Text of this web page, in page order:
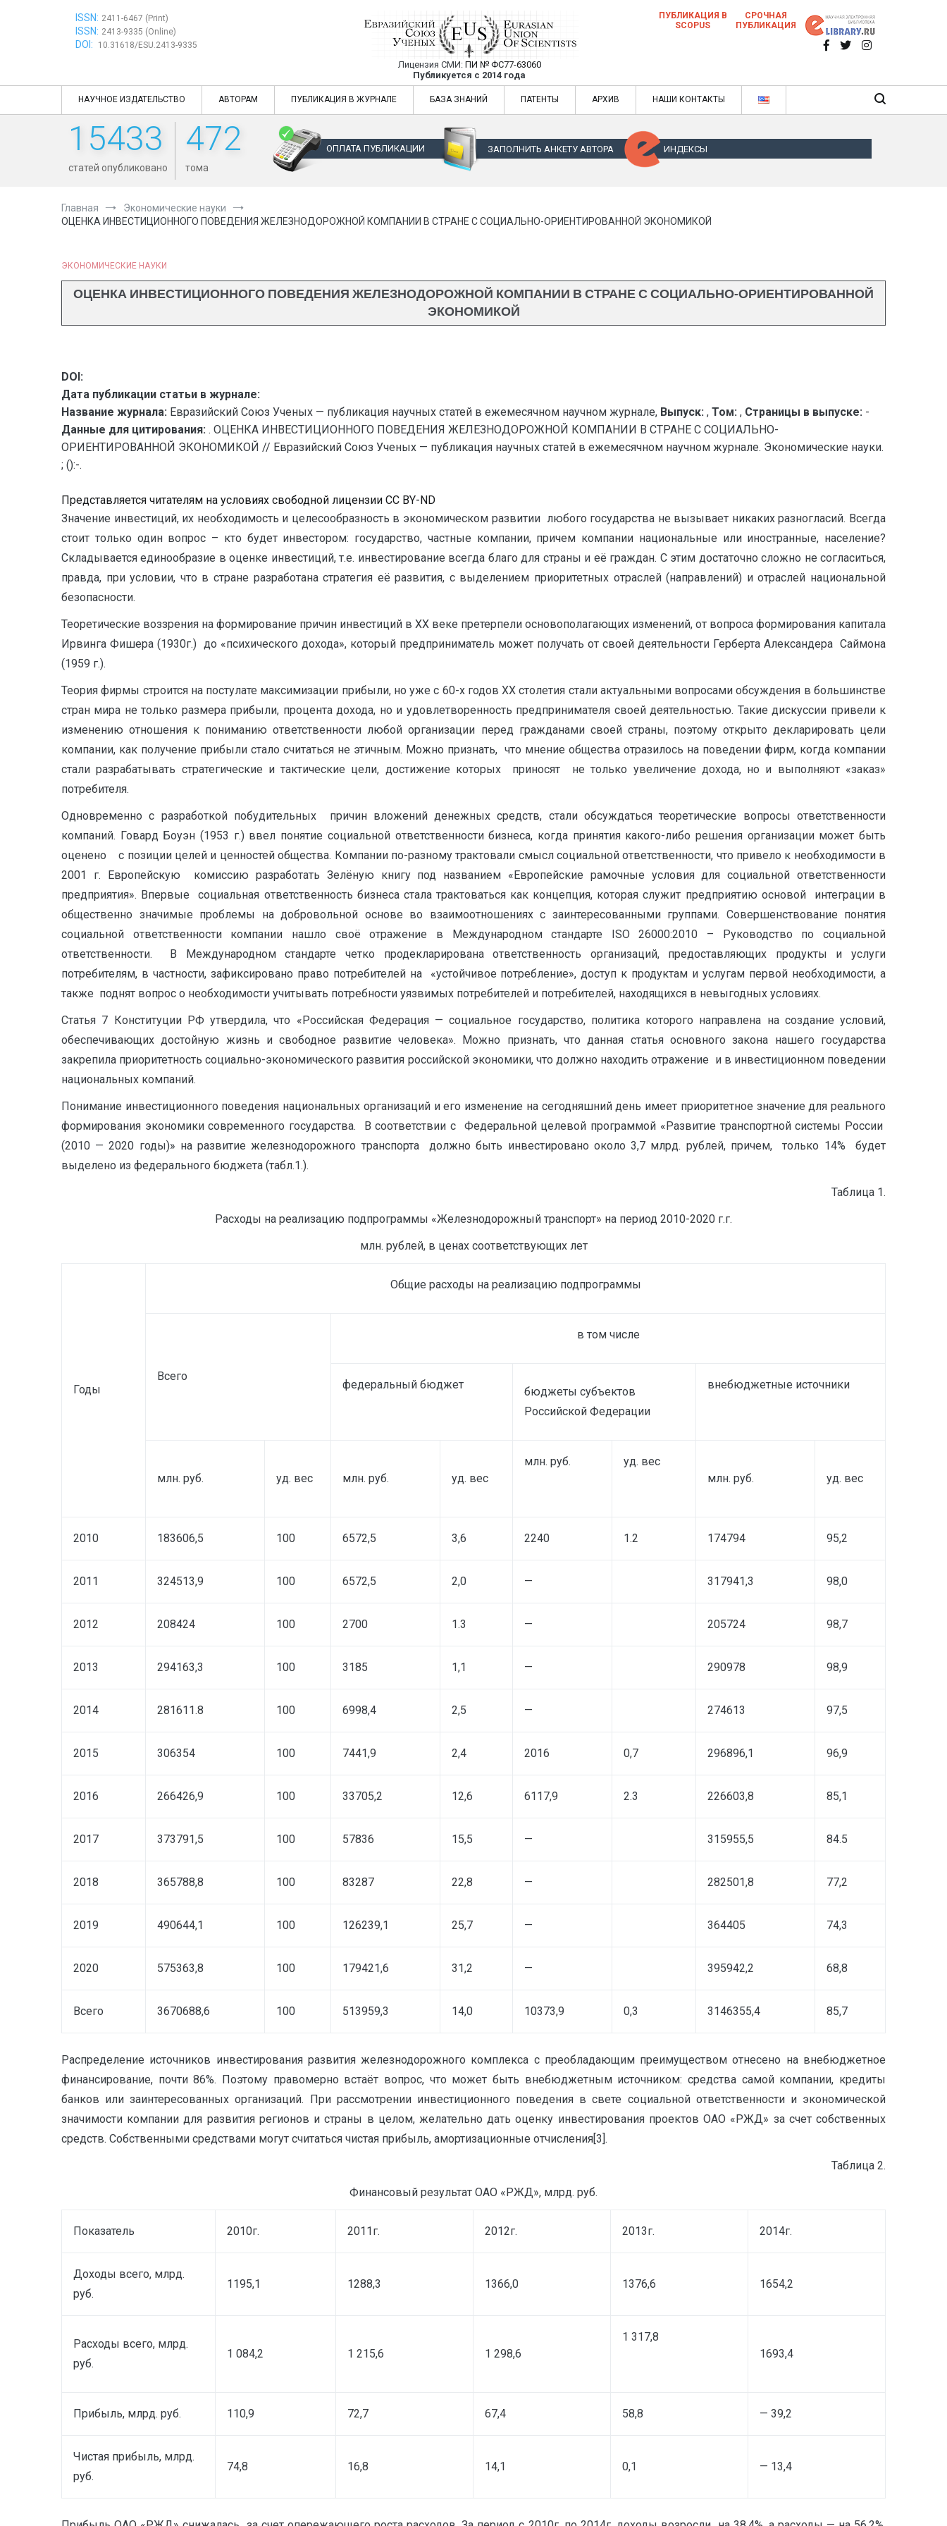
ISSN: 2411-6467 (Print)
ISSN: 2413-9335 (Online)
DOI: 10.31618/ESU.2413-9335
Евразийский Союз Ученых — публикация научных статей в ежемесячном научном
журнале
Лицензия СМИ: ПИ № ФС77-63060
Публикуется с 2014 года
Евразийский Союз Ученых — публикация научных статей в ежемесячном научном журнале
ПУБЛИКАЦИЯ В
SCOPUS
СРОЧНАЯ
ПУБЛИКАЦИЯ
НАУЧНОЕ ИЗДАТЕЛЬСТВО АВТОРАМ ПУБЛИКАЦИЯ В ЖУРНАЛЕ БАЗА ЗНАНИЙ ПАТЕНТЫ АРХИВ НАШИ КОНТАКТЫ
15433
статей опубликовано
472
тома
ОПЛАТА ПУБЛИКАЦИИ ЗАПОЛНИТЬ АНКЕТУ АВТОРА ИНДЕКСЫ
Главная
Экономические науки
ОЦЕНКА ИНВЕСТИЦИОННОГО ПОВЕДЕНИЯ ЖЕЛЕЗНОДОРОЖНОЙ КОМПАНИИ В СТРАНЕ С СОЦИАЛЬНО-ОРИЕНТИРОВАННОЙ ЭКОНОМИКОЙ
ЭКОНОМИЧЕСКИЕ НАУКИ
ОЦЕНКА ИНВЕСТИЦИОННОГО ПОВЕДЕНИЯ ЖЕЛЕЗНОДОРОЖНОЙ КОМПАНИИ В СТРАНЕ С СОЦИАЛЬНО-ОРИЕНТИРОВАННОЙ
ЭКОНОМИКОЙ
DOI:
Дата публикации статьи в журнале:
Название журнала: Евразийский Союз Ученых — публикация научных статей в ежемесячном научном журнале, Выпуск: , Том: , Страницы в выпуске: -
Данные для цитирования: . ОЦЕНКА ИНВЕСТИЦИОННОГО ПОВЕДЕНИЯ ЖЕЛЕЗНОДОРОЖНОЙ КОМПАНИИ В СТРАНЕ С СОЦИАЛЬНО-
ОРИЕНТИРОВАННОЙ ЭКОНОМИКОЙ // Евразийский Союз Ученых — публикация научных статей в ежемесячном научном журнале. Экономические науки.
; ():-.
Представляется читателям на условиях свободной лицензии CC BY-ND
Значение инвестиций, их необходимость и целесообразность в экономическом развитии любого государства не вызывает никаких разногласий. Всегда
стоит только один вопрос – кто будет инвестором: государство, частные компании, причем компании национальные или иностранные, население?
Складывается единообразие в оценке инвестиций, т.е. инвестирование всегда благо для страны и её граждан. С этим достаточно сложно не согласиться,
правда, при условии, что в стране разработана стратегия её развития, с выделением приоритетных отраслей (направлений) и отраслей национальной
безопасности.
Теоретические воззрения на формирование причин инвестиций в XX веке претерпели основополагающих изменений, от вопроса формирования капитала
Ирвинга Фишера (1930г.) до «психического дохода», который предприниматель может получать от своей деятельности Герберта Александера Саймона
(1959 г.).
Теория фирмы строится на постулате максимизации прибыли, но уже с 60-х годов XX столетия стали актуальными вопросами обсуждения в большинстве
стран мира не только размера прибыли, процента дохода, но и удовлетворенность предпринимателя своей деятельностью. Такие дискуссии привели к
изменению отношения к пониманию ответственности любой организации перед гражданами своей страны, поэтому открыто декларировать цели
компании, как получение прибыли стало считаться не этичным. Можно признать, что мнение общества отразилось на поведении фирм, когда компании
стали разрабатывать стратегические и тактические цели, достижение которых приносят не только увеличение дохода, но и выполняют «заказ»
потребителя.
Одновременно с разработкой побудительных причин вложений денежных средств, стали обсуждаться теоретические вопросы ответственности
компаний. Говард Боуэн (1953 г.) ввел понятие социальной ответственности бизнеса, когда принятия какого-либо решения организации может быть
оценено с позиции целей и ценностей общества. Компании по-разному трактовали смысл социальной ответственности, что привело к необходимости в
2001 г. Европейскую комиссию разработать Зелёную книгу под названием «Европейские рамочные условия для социальной ответственности
предприятия». Впервые социальная ответственность бизнеса стала трактоваться как концепция, которая служит предприятию основой интеграции в
общественно значимые проблемы на добровольной основе во взаимоотношениях с заинтересованными группами. Совершенствование понятия
социальной ответственности компании нашло своё отражение в Международном стандарте ISO 26000:2010 – Руководство по социальной
ответственности. В Международном стандарте четко продекларирована ответственность организаций, предоставляющих продукты и услуги
потребителям, в частности, зафиксировано право потребителей на «устойчивое потребление», доступ к продуктам и услугам первой необходимости, а
также поднят вопрос о необходимости учитывать потребности уязвимых потребителей и потребителей, находящихся в невыгодных условиях.
Статья 7 Конституции РФ утвердила, что «Российская Федерация — социальное государство, политика которого направлена на создание условий,
обеспечивающих достойную жизнь и свободное развитие человека». Можно признать, что данная статья основного закона нашего государства
закрепила приоритетность социально-экономического развития российской экономики, что должно находить отражение и в инвестиционном поведении
национальных компаний.
Понимание инвестиционного поведения национальных организаций и его изменение на сегодняшний день имеет приоритетное значение для реального
формирования экономики современного государства. В соответствии с Федеральной целевой программой «Развитие транспортной системы России
(2010 — 2020 годы)» на развитие железнодорожного транспорта должно быть инвестировано около 3,7 млрд. рублей, причем, только 14% будет
выделено из федерального бюджета (табл.1.).
Таблица 1.
Расходы на реализацию подпрограммы «Железнодорожный транспорт» на период 2010-2020 г.г.
млн. рублей, в ценах соответствующих лет
Годы
Общие расходы на реализацию подпрограммы
Всего
в том числе
федеральный бюджет
бюджеты субъектов
Российской Федерации
внебюджетные источники
млн. руб. уд. вес млн. руб. уд. вес
млн. руб.
уд. вес
млн. руб.
уд. вес
2010 183606,5 100 6572,5 3,6 2240 1.2 174794 95,2
2011 324513,9 100 6572,5 2,0 — 317941,3 98,0
2012 208424 100 2700 1.3 — 205724 98,7
2013 294163,3 100 3185 1,1 — 290978 98,9
2014 281611.8 100 6998,4 2,5 — 274613 97,5
2015 306354 100 7441,9 2,4 2016 0,7 296896,1 96,9
2016 266426,9 100 33705,2 12,6 6117,9 2.3 226603,8 85,1
2017 373791,5 100 57836 15,5 — 315955,5 84.5
2018 365788,8 100 83287 22,8 — 282501,8 77,2
2019 490644,1 100 126239,1 25,7 — 364405 74,3
2020 575363,8 100 179421,6 31,2 — 395942,2 68,8
Всего 3670688,6 100 513959,3 14,0 10373,9 0,3 3146355,4 85,7
Распределение источников инвестирования развития железнодорожного комплекса с преобладающим преимуществом отнесено на внебюджетное
финансирование, почти 86%. Поэтому правомерно встаёт вопрос, что может быть внебюджетным источником: средства самой компании, кредиты
банков или заинтересованных организаций. При рассмотрении инвестиционного поведения в свете социальной ответственности и экономической
значимости компании для развития регионов и страны в целом, желательно дать оценку инвестирования проектов ОАО «РЖД» за счет собственных
средств. Собственными средствами могут считаться чистая прибыль, амортизационные отчисления[3].
Таблица 2.
Финансовый результат ОАО «РЖД», млрд. руб.
Показатель 2010г. 2011г. 2012г. 2013г. 2014г.
Доходы всего, млрд.
руб.
1195,1 1288,3 1366,0 1376,6 1654,2
Расходы всего, млрд.
руб.
1 084,2 1 215,6 1 298,6
1 317,8
1693,4
Прибыль, млрд. руб. 110,9 72,7 67,4 58,8 — 39,2
Чистая прибыль, млрд.
руб.
74,8 16,8 14,1 0,1 — 13,4